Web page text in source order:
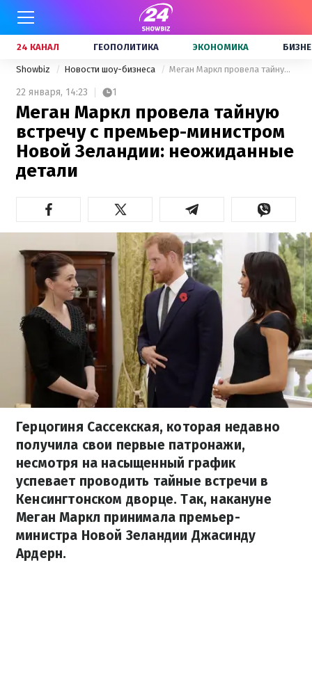
24 КАНАЛ ГЕОПОЛИТИКА ЭКОНОМИКА
Showbiz Новости шоу-бизнеса Меган Маркл провела тайную встречу с премьер-министром Новой Зеландии: неожиданные детали
22 января, 14:23 1
Меган Маркл провела тайную
встречу с премьер-министром
Новой Зеландии: неожиданные
детали
Герцогиня Сассекская, которая недавно
получила свои первые патронажи,
несмотря на насыщенный график
успевает проводить тайные встречи в
Кенсингтонском дворце. Так, накануне
Меган Маркл принимала премьер-
министра Новой Зеландии Джасинду
Ардерн.